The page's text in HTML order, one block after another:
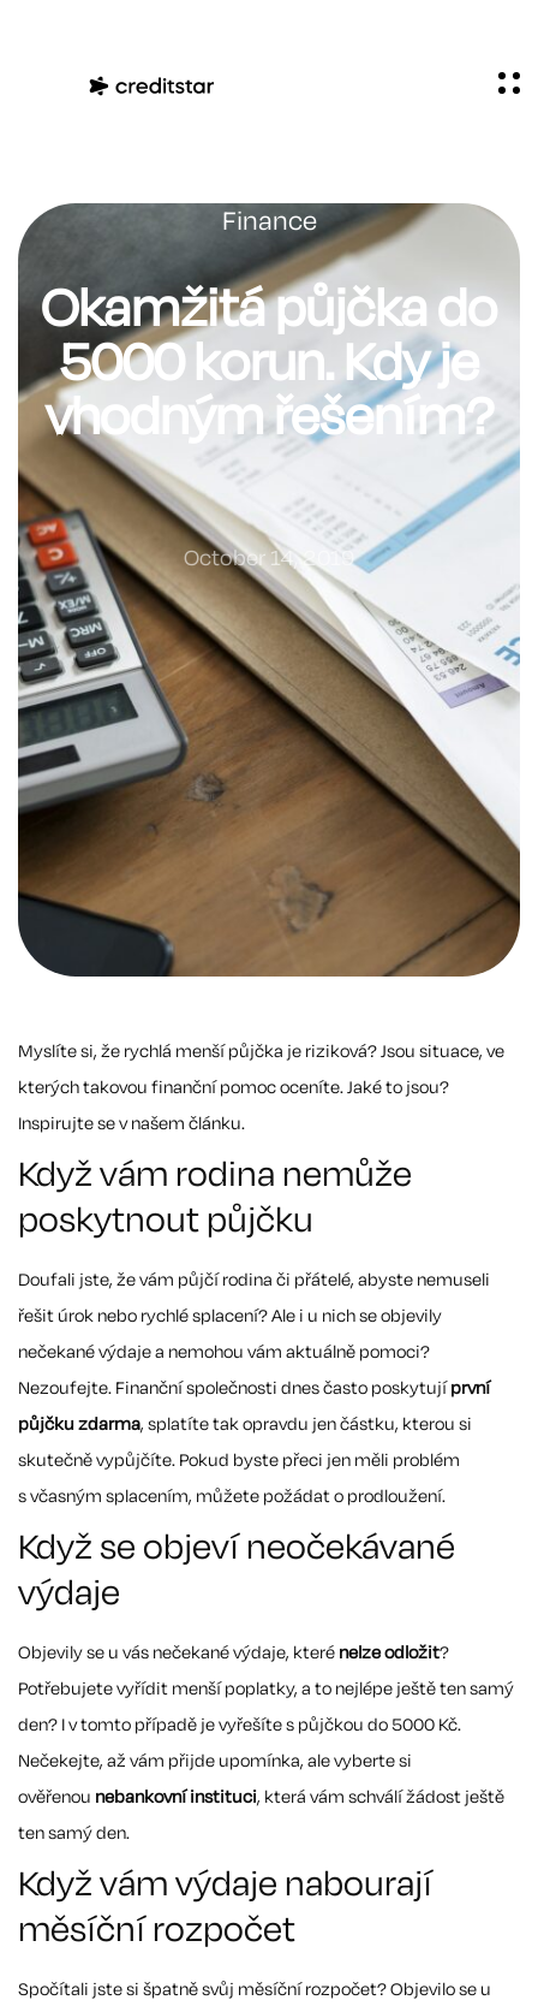
Finance
Okamžitá půjčka do
5000 korun. Kdy je
vhodným řešením?
October 14, 2019
Myslíte si, že rychlá menší půjčka je riziková? Jsou situace, ve
kterých takovou finanční pomoc oceníte. Jaké to jsou?
Inspirujte se v našem článku.
Když vám rodina nemůže
poskytnout půjčku
Doufali jste, že vám půjčí rodina či přátelé, abyste nemuseli
řešit úrok nebo rychlé splacení? Ale i u nich se objevily
nečekané výdaje a nemohou vám aktuálně pomoci?
Nezoufejte. Finanční společnosti dnes často poskytujíprvní
půjčku zdarma, splatíte tak opravdu jen částku, kterou si
skutečně vypůjčíte. Pokud byste přeci jen měli problém
s včasným splacením, můžete požádat o prodloužení.
Když se objeví neočekávané
výdaje
Objevily se u vás nečekané výdaje, kterénelze odložit?
Potřebujete vyřídit menší poplatky, a to nejlépe ještě ten samý
den? I v tomto případě je vyřešíte s půjčkou do 5000 Kč.
Nečekejte, až vám přijde upomínka, ale vyberte si
ověřenou nebankovní instituci, která vám schválí žádost ještě
ten samý den.
Když vám výdaje nabourají
měsíční rozpočet
Spočítali jste si špatně svůj měsíční rozpočet? Objevilo se u